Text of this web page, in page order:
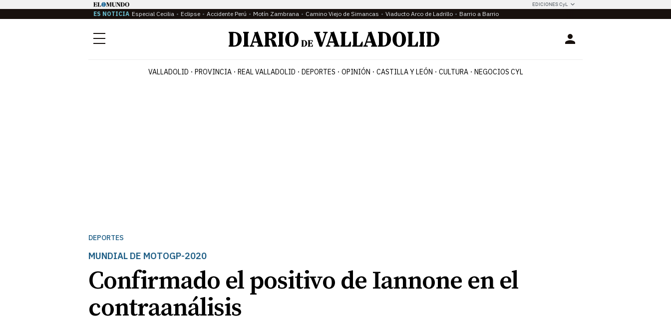
EDICIONES CyL
ES NOTICIA Especial Cecilia Eclipse Accidente Perú Motín Zambrana Camino Viejo de Simancas Viaducto Arco de Ladrillo Barrio a Barrio
Menú Login
VALLADOLID PROVINCIA REAL VALLADOLID DEPORTES OPINIÓN CASTILLA Y LEÓN CULTURA NEGOCIOS CYL
DEPORTES
MUNDIAL DE MOTOGP-2020
Confirmado el positivo de Iannone en el
contraanálisis